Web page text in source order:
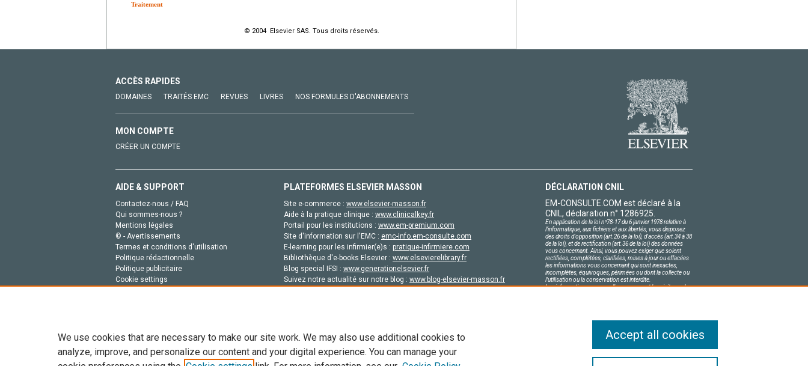
Traitement
© 2004 Elsevier SAS. Tous droits réservés.
ACCÈS RAPIDES
DOMAINES TRAITÉS EMC REVUES LIVRES NOS FORMULES D'ABONNEMENTS
MON COMPTE
CRÉER UN COMPTE
AIDE & SUPPORT
Contactez-nous / FAQ
Qui sommes-nous ?
Mentions légales
© - Avertissements
Termes et conditions d'utilisation
Politique rédactionnelle
Politique publicitaire
Cookie settings
PLATEFORMES ELSEVIER MASSON
Site e-commerce : www.elsevier-masson.fr
Aide à la pratique clinique : www.clinicalkey.fr
Portail pour les institutions : www.em-premium.com
Site d'information sur l'EMC : emc-info.em-consulte.com
E-learning pour les infirmier(e)s : pratique-infirmiere.com
Bibliothèque d'e-books Elsevier : www.elsevierelibrary.fr
Blog special IFSI : www.generationelsevier.fr
Suivez notre actualité sur notre blog : www.blog-elsevier-masson.fr
DÉCLARATION CNIL
EM-CONSULTE.COM est déclaré à la
CNIL, déclaration n° 1286925.
En application de la loi nº78-17 du 6 janvier 1978 relative à
l'informatique, aux fichiers et aux libertés, vous disposez
des droits d'opposition (art.26 de la loi), d'accès (art.34 à 38
de la loi), et de rectification (art.36 de la loi) des données
vous concernant. Ainsi, vous pouvez exiger que soient
rectifiées, complétées, clarifiées, mises à jour ou effacées
les informations vous concernant qui sont inexactes,
incomplètes, équivoques, périmées ou dont la collecte ou
l'utilisation ou la conservation est interdite.
Les informations personnelles concernant les visiteurs de
We use cookies that are necessary to make our site work. We may also use additional cookies to
analyze, improve, and personalize our content and your digital experience. You can manage your
Accept all cookies